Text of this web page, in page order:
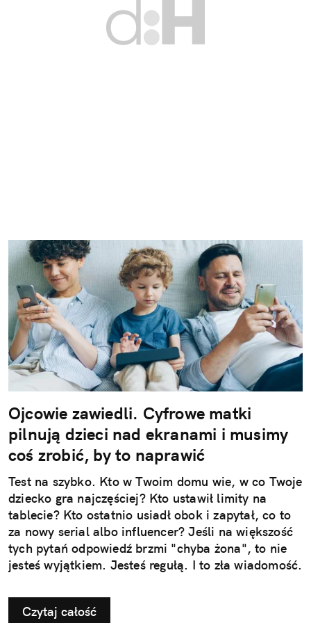
Ojcowie zawiedli. Cyfrowe matki
pilnują dzieci nad ekranami i musimy
coś zrobić, by to naprawić
Test na szybko. Kto w Twoim domu wie, w co Twoje
dziecko gra najczęściej? Kto ustawił limity na
tablecie? Kto ostatnio usiadł obok i zapytał, co to
za nowy serial albo influencer? Jeśli na większość
tych pytań odpowiedź brzmi "chyba żona", to nie
jesteś wyjątkiem. Jesteś regułą. I to zła wiadomość.
Czytaj całość